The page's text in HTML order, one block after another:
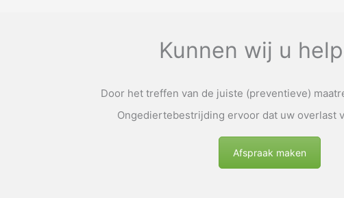
Kunnen wij u
Door het treffen van de juiste (preventieve)
Ongediertebestrijding ervoor dat uw overlast
Afspraak maken